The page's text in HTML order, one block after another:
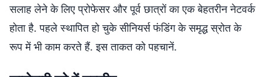
सलाह लेने के लिए प्रोफेसर और पूर्व छात्रों का एक बेहतरीन नेटवर्क
होता है. पहले स्थापित हो चुके सीनियर्स फंडिंग के समृद्ध स्रोत के
रूप में भी काम करते हैं. इस ताकत को पहचानें.